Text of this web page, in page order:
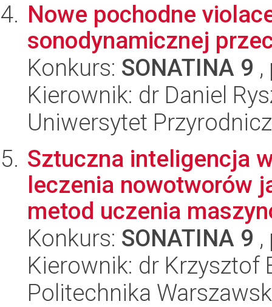
Nowe pochodne
sonodynamicznej
Konkurs: SONATINA 9
Kierownik: dr Daniel
Uniwersytet
Sztuczna inteligencja
leczenia nowotworów
metod uczenia
Konkurs: SONATINA 9
Kierownik: dr Krzysztof
Politechnika